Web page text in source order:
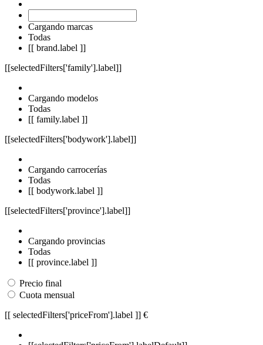
Cargando marcas
Todas
[[ brand.label ]]
[[selectedFilters['family'].label]]
Cargando modelos
Todas
[[ family.label ]]
[[selectedFilters['bodywork'].label]]
Cargando carrocerías
Todas
[[ bodywork.label ]]
[[selectedFilters['province'].label]]
Cargando provincias
Todas
[[ province.label ]]
Precio final
Cuota mensual
[[ selectedFilters['priceFrom'].label ]] €